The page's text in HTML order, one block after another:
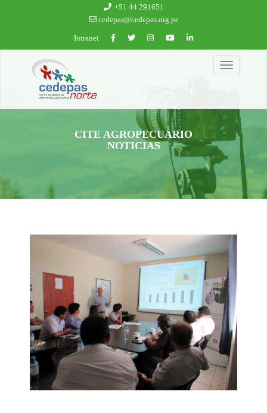
+51 44 291651
cedepas@cedepas.org.pe
Intranet
Toggle
navigation
CITE AGROPECUARIO
NOTICIAS